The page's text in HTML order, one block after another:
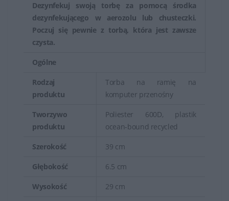
Dezynfekuj swoją torbę za pomocą środka
dezynfekującego w aerozolu lub chusteczki.
Poczuj się pewnie z torbą, która jest zawsze
czysta.
Ogólne
Rodzaj
produktu
Torba na ramię na
komputer przenośny
Tworzywo
produktu
Poliester 600D, plastik
ocean-bound recycled
Szerokość 39 cm
Głębokość 6.5 cm
Wysokość 29 cm